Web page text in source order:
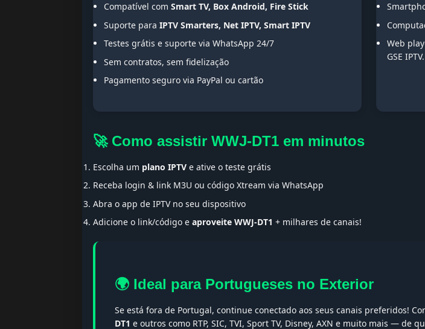
Compatível com Smart TV, Box Android, Fire Stick
Suporte para IPTV Smarters, Net IPTV, Smart IPTV
Testes grátis e suporte via WhatsApp 24/7
Sem contratos, sem fidelização
Pagamento seguro via PayPal ou cartão
Web
GSE
🚀 Como assistir WWJ-DT1 em minutos
Escolha um plano IPTV e ative o teste grátis
Receba login & link M3U ou código Xtream via WhatsApp
Abra o app de IPTV no seu dispositivo
Adicione o link/código e aproveite WWJ-DT1 + milhares de canais!
🌍 Ideal para Portugueses no Exterior
Se está fora de Portugal, continue conectado aos seus canais preferidos!
DT1 e outros como RTP, SIC, TVI, Sport TV, Disney, AXN e muito mais — de